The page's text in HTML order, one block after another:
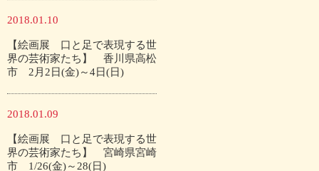
2018.01.10
【絵画展 口と足で表現する世
界の芸術家たち】 香川県高松
市 2月2日(金)～4日(日)
2018.01.09
【絵画展 口と足で表現する世
界の芸術家たち】 宮崎県宮崎
市 1/26(金)～28(日)